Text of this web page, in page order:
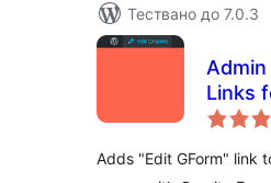
Тествано до 7.0.3
Admin
Links
Forms
Adds "Edit GForm" link